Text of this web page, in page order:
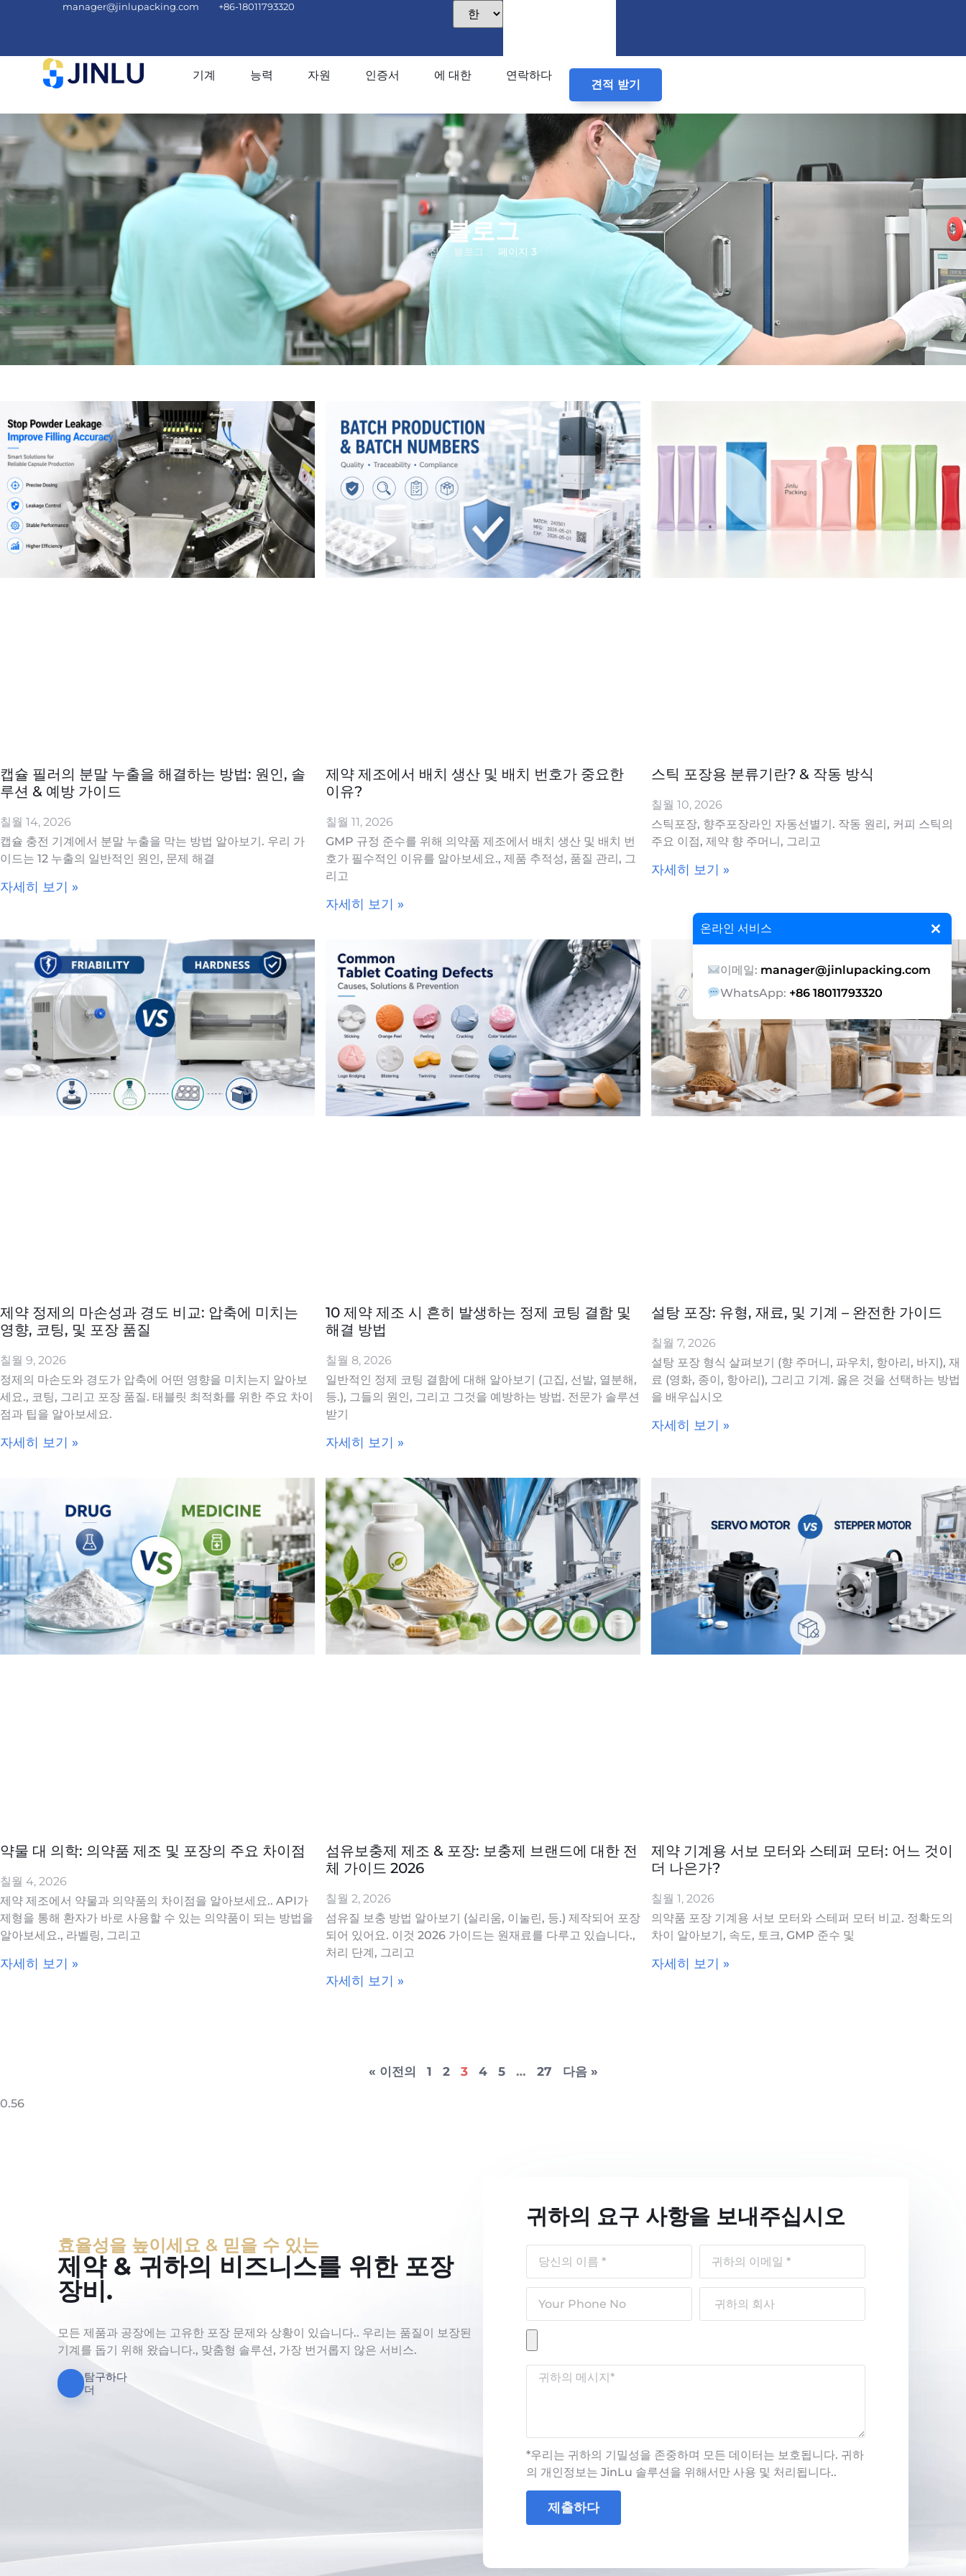
×
온라인 서비스
이메일: manager@jinlupacking.com
WhatsApp: +86 18011793320
manager@jinlupacking.com +86-18011793320
기계 능력 자원 인증서 에 대한 연락하다
견적 받기
블로그
집 블로그 페이지 3
캡슐 필러의 분말 누출을 해결하는 방법: 원인, 솔
루션 & 예방 가이드
칠월 14, 2026
캡슐 충전 기계에서 분말 누출을 막는 방법 알아보기. 우리 가
이드는 12 누출의 일반적인 원인, 문제 해결
자세히 보기 »
제약 제조에서 배치 생산 및 배치 번호가 중요한
이유?
칠월 11, 2026
GMP 규정 준수를 위해 의약품 제조에서 배치 생산 및 배치 번
호가 필수적인 이유를 알아보세요., 제품 추적성, 품질 관리, 그
리고
자세히 보기 »
스틱 포장용 분류기란? & 작동 방식
칠월 10, 2026
스틱포장, 향주포장라인 자동선별기. 작동 원리, 커피 스틱의
주요 이점, 제약 향 주머니, 그리고
자세히 보기 »
제약 정제의 마손성과 경도 비교: 압축에 미치는
영향, 코팅, 및 포장 품질
칠월 9, 2026
정제의 마손도와 경도가 압축에 어떤 영향을 미치는지 알아보
세요., 코팅, 그리고 포장 품질. 태블릿 최적화를 위한 주요 차이
점과 팁을 알아보세요.
자세히 보기 »
10 제약 제조 시 흔히 발생하는 정제 코팅 결함 및
해결 방법
칠월 8, 2026
일반적인 정제 코팅 결함에 대해 알아보기 (고집, 선발, 열분해,
등.), 그들의 원인, 그리고 그것을 예방하는 방법. 전문가 솔루션
받기
자세히 보기 »
설탕 포장: 유형, 재료, 및 기계 – 완전한 가이드
칠월 7, 2026
설탕 포장 형식 살펴보기 (향 주머니, 파우치, 항아리, 바지), 재
료 (영화, 종이, 항아리), 그리고 기계. 옳은 것을 선택하는 방법
을 배우십시오
자세히 보기 »
약물 대 의학: 의약품 제조 및 포장의 주요 차이점
칠월 4, 2026
제약 제조에서 약물과 의약품의 차이점을 알아보세요.. API가
제형을 통해 환자가 바로 사용할 수 있는 의약품이 되는 방법을
알아보세요., 라벨링, 그리고
자세히 보기 »
섬유보충제 제조 & 포장: 보충제 브랜드에 대한 전
체 가이드 2026
칠월 2, 2026
섬유질 보충 방법 알아보기 (실리움, 이눌린, 등.) 제작되어 포장
되어 있어요. 이것 2026 가이드는 원재료를 다루고 있습니다.,
처리 단계, 그리고
자세히 보기 »
제약 기계용 서보 모터와 스테퍼 모터: 어느 것이
더 나은가?
칠월 1, 2026
의약품 포장 기계용 서보 모터와 스테퍼 모터 비교. 정확도의
차이 알아보기, 속도, 토크, GMP 준수 및
자세히 보기 »
« 이전의 1 2 3 4 5 … 27 다음 »
효율성을 높이세요 & 믿을 수 있는
제약 & 귀하의 비즈니스를 위한 포장
장비.
모든 제품과 공장에는 고유한 포장 문제와 상황이 있습니다.. 우리는 품질이 보장된
기계를 돕기 위해 왔습니다., 맞춤형 솔루션, 가장 번거롭지 않은 서비스.
탐구하다
더
귀하의 요구 사항을 보내주십시오
*우리는 귀하의 기밀성을 존중하며 모든 데이터는 보호됩니다. 귀하
의 개인정보는 JinLu 솔루션을 위해서만 사용 및 처리됩니다..
제출하다